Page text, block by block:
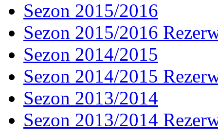
Sezon 2015/2016
Sezon 2015/2016
Sezon 2014/2015
Sezon 2014/2015
Sezon 2013/2014
Sezon 2013/2014